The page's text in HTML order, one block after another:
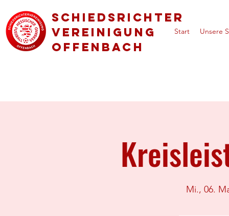
Schiedsrichter
vereinigung
Offenbach
Start Unsere
Mi., 06.